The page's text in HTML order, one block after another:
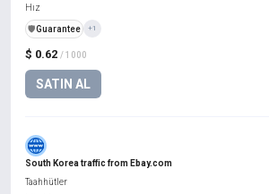
$ 0.62 / 1000
SATIN AL
Hız
️🛡️Guarantee +1
South Korea traffic from Ebay.com
Taahhütler